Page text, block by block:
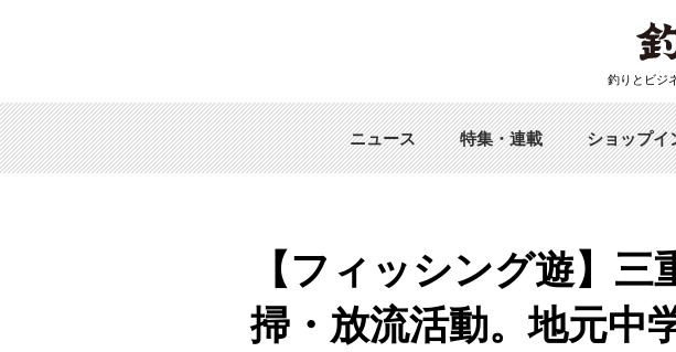
釣りとビジ
ニュース 特集・連載 ショップイ
【フィッシング遊】
掃・放流活動。地元中